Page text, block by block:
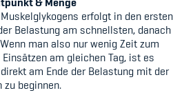
erfolgt in den ersten
Belastung am schnellsten, danach
man also nur wenig Zeit zum
am gleichen Tag, ist es
am Ende der Belastung mit der
zu beginnen.